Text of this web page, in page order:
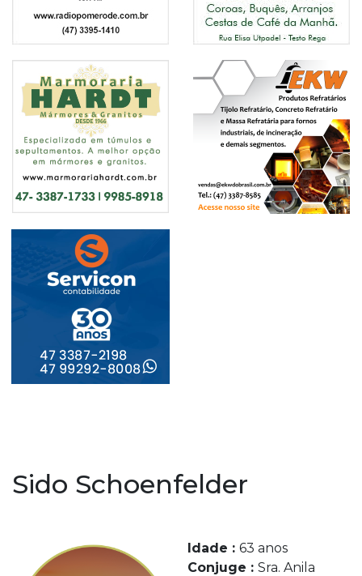
Sido Schoenfelder
Idade : 63 anos
Conjuge : Sra. Anila